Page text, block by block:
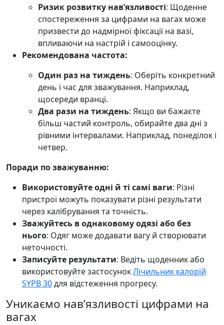
Ризик розвитку нав’язливості: Щоденне
спостереження за цифрами на вагах може
призвести до надмірної фіксації на вазі,
впливаючи на настрій і самооцінку.
Рекомендована частота:
Один раз на тиждень: Оберіть конкретний
день і час для зважування. Наприклад,
щосереди вранці.
Два рази на тиждень: Якщо ви бажаєте
більш частий контроль, обирайте два дні з
рівними інтервалами. Наприклад, понеділок і
четвер.
Поради по зважуванню:
Використовуйте одні й ті самі ваги: Різні
пристрої можуть показувати різні результати
через калібрування та точність.
Зважуйтесь в однаковому одязі або без
нього: Одяг може додавати вагу й створювати
неточності.
Записуйте результати: Ведіть щоденник або
використовуйте застосунокЛічильник калорій
SYPB 30для відстеження прогресу.
Уникаємо нав’язливості цифрами на
вагах